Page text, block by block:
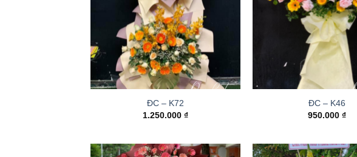
ĐC – K72
1.250.000₫
ĐC – K46
950.000₫